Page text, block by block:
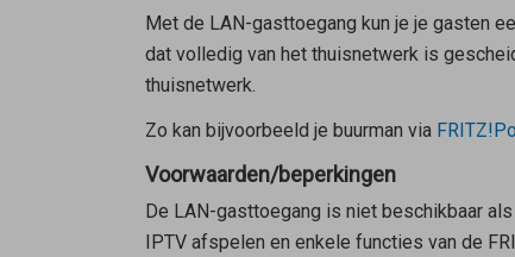
Met de LAN-gasttoegang kun je je gasten
dat volledig van het thuisnetwerk is
thuisnetwerk.
Zo kan bijvoorbeeld je buurman via
Voorwaarden/beperkingen
De LAN-gasttoegang is niet beschikbaar
IPTV afspelen en enkele functies van de